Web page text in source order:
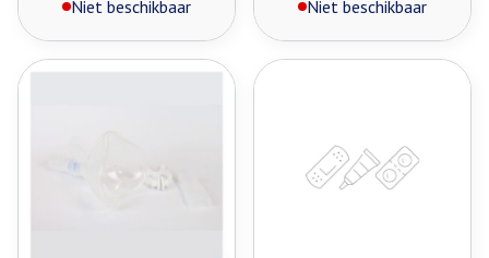
Niet beschikbaar Niet beschikbaar